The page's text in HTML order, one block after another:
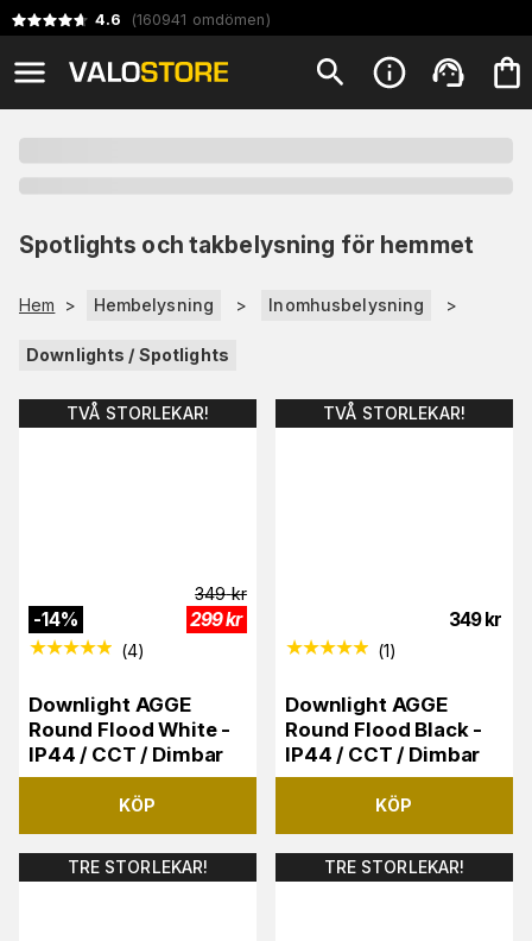
4.6 (160941 omdömen)
Spotlights och takbelysning för hemmet
Hem > Hembelysning > Inomhusbelysning >
Downlights / Spotlights
TVÅ STORLEKAR!
-14%
349 kr
299kr
(4)
Downlight AGGE
Round Flood White -
IP44 / CCT / Dimbar
KÖP
TVÅ STORLEKAR!
349 kr
(1)
Downlight AGGE
Round Flood Black -
IP44 / CCT / Dimbar
KÖP
TRE STORLEKAR! TRE STORLEKAR!